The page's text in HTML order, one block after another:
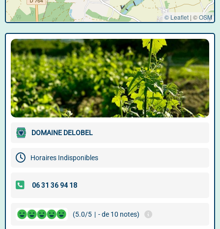
© Leaflet | ©OSM
DOMAINE DELOBEL
Horaires Indisponibles
(5.0/5 | - de 10 notes)